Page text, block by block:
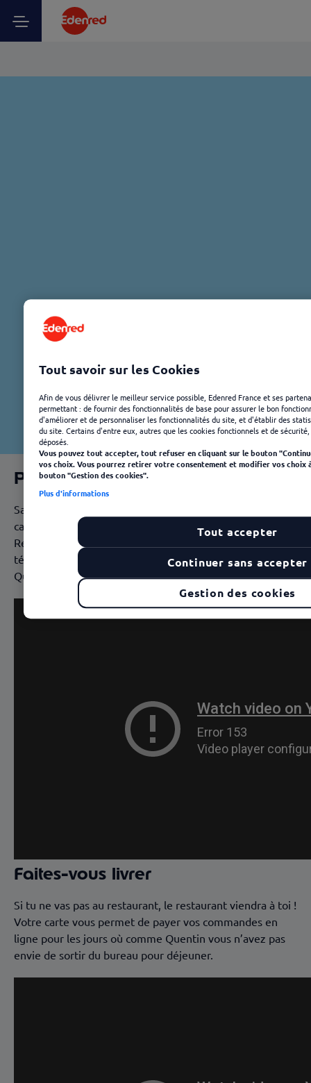
Payez avec votre téléphone
Saviez-vous qu’il est possible de téléphoner avec votre
carte Ticket Restaurant ? Grâce à votre carte Ticket
Restaurant vous pouvez payer directement avec votre
téléphone portable ! Si si, regardez comment fait
Quentin !
Faites-vous livrer
Si tu ne vas pas au restaurant, le restaurant viendra à toi !
Votre carte vous permet de payer vos commandes en
ligne pour les jours où comme Quentin vous n’avez pas
envie de sortir du bureau pour déjeuner.
Tout savoir sur les Cookies
Afin de vous délivrer le meilleur service possible, Edenred France et ses
permettant : de fournir des fonctionnalités de base pour assurer le bon
d'améliorer et de personnaliser les fonctionnalités du site, et d'établir des
du site. Certains d'entre eux, autres que les cookies fonctionnels et de
déposés.
Vous pouvez tout accepter, tout refuser en cliquant sur le bouton
vos choix. Vous pourrez retirer votre consentement et modifier vos choix
bouton "Gestion des cookies".
Plus d'informations
Gestion des cookies
Continuer sans accepter
Tout accepter